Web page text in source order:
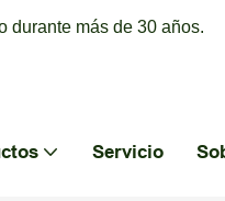
durante más de 30 años.
Servicio